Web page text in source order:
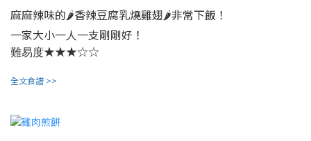
麻麻辣味的🌶香辣豆腐乳燒雞翅🌶非常下飯！
一家大小一人一支剛剛好！
難易度★★★☆☆
全文食譜 >>